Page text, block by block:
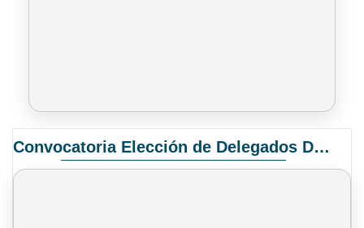
Convocatoria Elección de Delegados Docentes para el XIV Congreso Nacional de Universidades